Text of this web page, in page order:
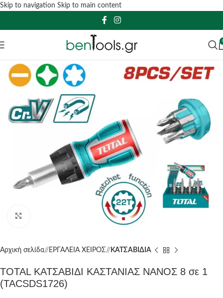
Skip to navigation Skip to main content
Αρχική σελίδα/ ΕΡΓΑΛΕΙΑ ΧΕΙΡΟΣ/ ΚΑΤΣΑΒΙΔΙΑ
TOTAL ΚΑΤΣΑΒΙΔΙ ΚΑΣΤΑΝΙΑΣ ΝΑΝΟΣ 8 σε 1
(TACSDS1726)